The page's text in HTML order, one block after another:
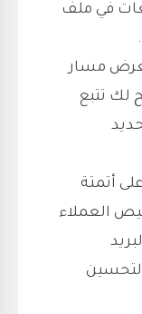
في ملف
مسار
لك تتبع
أتمتة
العملاء
لتحسين